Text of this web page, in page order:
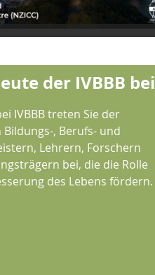
der IVBBB bei
IVBBB treten Sie der
, Berufs- und
Lehrern, Forschern
bei, die die Rolle
des Lebens fördern.